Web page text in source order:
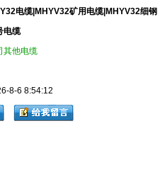
电缆|MHYV32矿用电缆|MHYV32细钢
电缆
其他电缆
8-6 8:54:12